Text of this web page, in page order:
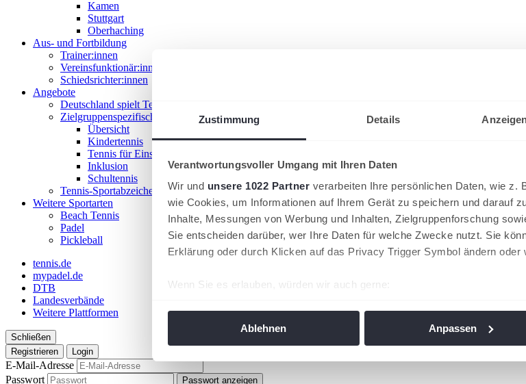
Zustimmung Details
Verantwortungsvoller Umgang mit Ihren Daten
Wir und unsere 1022 Partner verarbeiten Ihre persönlichen Daten, wie z.
wie Cookies, um Informationen auf Ihrem Gerät zu speichern und darauf
Inhalte, Messungen von Werbung und Inhalten, Zielgruppenforschung
Sie entscheiden darüber, wer Ihre Daten für welche Zwecke nutzt. Sie
Erklärung oder durch Klicken auf das Privacy Trigger Symbol ändern oder
Wenn Sie es erlauben, würden wir auch gerne:
Ablehnen Anpassen
Kamen
Stuttgart
Oberhaching
Aus- und Fortbildung
Trainer:innen
Vereinsfunktionär:innen
Schiedsrichter:innen
Angebote
Deutschland spielt Tennis
Zielgruppenspezifische Angebote
Übersicht
Kindertennis
Tennis für Einsteiger 18+
Inklusion
Schultennis
Tennis-Sportabzeichen
Weitere Sportarten
Beach Tennis
Padel
Pickleball
tennis.de
mypadel.de
DTB
Landesverbände
Weitere Plattformen
Schließen
Registrieren
Login
E-Mail-Adresse
Passwort
Passwort anzeigen